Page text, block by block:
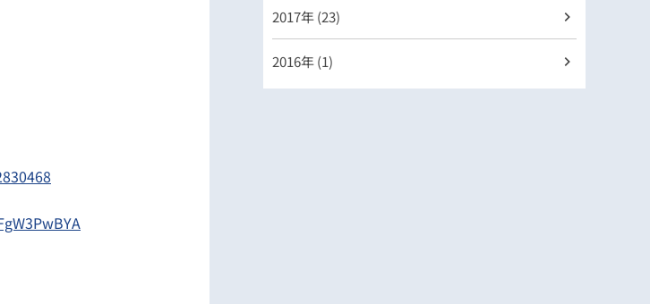
2017年 (23)
2016年 (1)